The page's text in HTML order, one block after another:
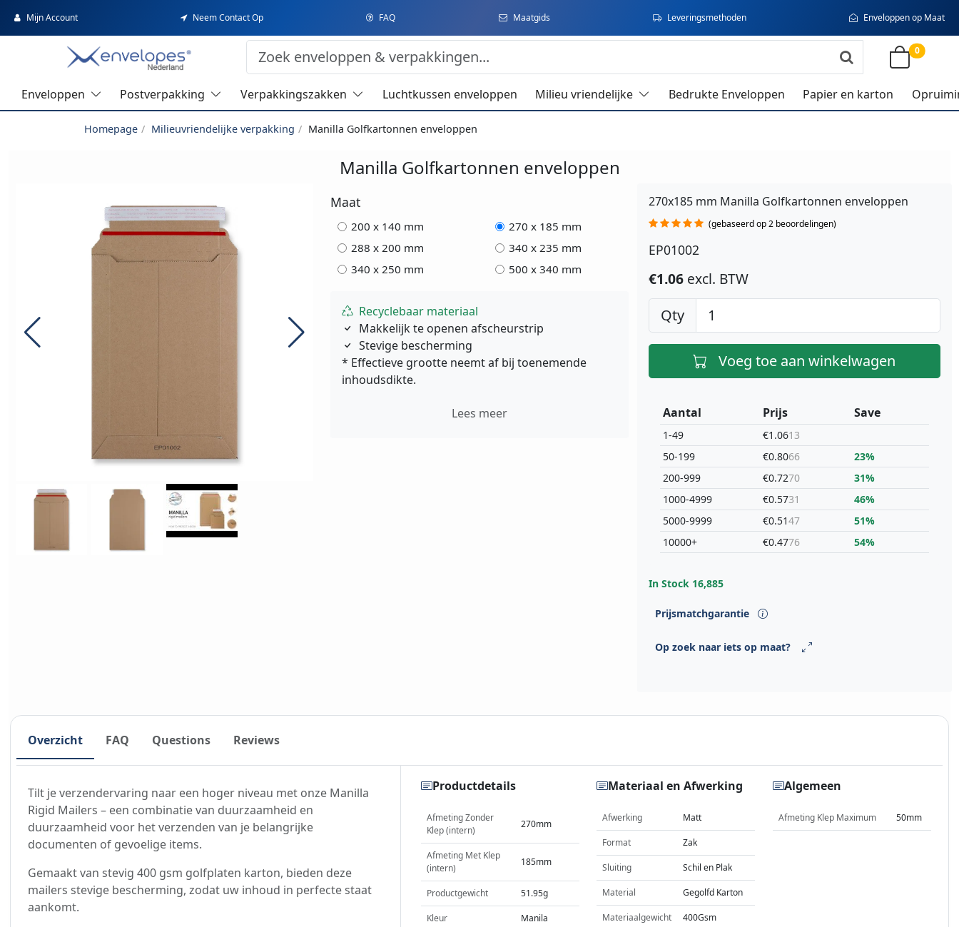
Mijn Account Neem Contact Op FAQ Maatgids Leveringsmethoden Enveloppen op Maat
0
Enveloppen Postverpakking Verpakkingszakken Luchtkussen enveloppen Milieu vriendelijke Bedrukte Enveloppen Papier en karton
Homepage Milieuvriendelijke verpakking Manilla Golfkartonnen enveloppen
Manilla Golfkartonnen enveloppen
Maat
200 x 140 mm
270 x 185 mm
288 x 200 mm
340 x 235 mm
340 x 250 mm
500 x 340 mm
Recyclebaar materiaal
Makkelijk te openen afscheurstrip
Stevige bescherming
* Effectieve grootte neemt af bij toenemende
inhoudsdikte.
Lees meer
270x185 mm Manilla Golfkartonnen enveloppen
(gebaseerd op 2 beoordelingen)
EP01002
€1.06 excl. BTW
Qty
Voeg toe aan winkelwagen
Aantal
1-49
50-199
200-999
1000-4999
5000-9999
10000+
Prijs
€1.0613
€0.8066
€0.7270
€0.5731
€0.5147
€0.4776
Save
23%
31%
46%
51%
54%
In Stock 16,885
Prijsmatchgarantie
Op zoek naar iets op maat?
Overzicht FAQ Questions Reviews
Tilt je verzendervaring naar een hoger niveau met onze Manilla
Rigid Mailers – een combinatie van duurzaamheid en
duurzaamheid voor het verzenden van je belangrijke
documenten of gevoelige items.
Gemaakt van stevig 400 gsm golfplaten karton, bieden deze
mailers stevige bescherming, zodat uw inhoud in perfecte staat
aankomt.
Productdetails
Afmeting Zonder
Klep (intern)
270mm
Afmeting Met Klep
(intern)
185mm
Productgewicht 51.95g
Kleur Manila
Materiaal en Afwerking
Afwerking Matt
Format Zak
Sluiting Schil en Plak
Material Gegolfd Karton
Materiaalgewicht 400Gsm
Algemeen
Afmeting Klep Maximum 50mm